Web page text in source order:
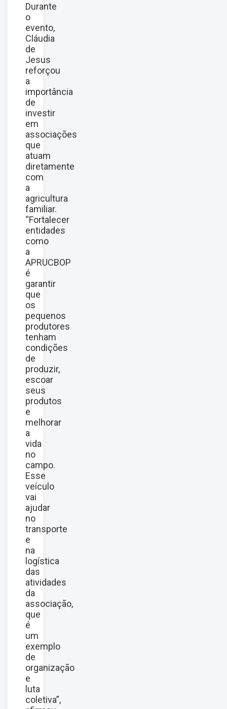
Durante
o
evento,
Cláudia
de
Jesus
reforçou
a
importância
de
investir
em
associações
que
atuam
diretamente
com
a
agricultura
familiar.
“Fortalecer
entidades
como
a
APRUCBOP
é
garantir
que
os
pequenos
produtores
tenham
condições
de
produzir,
escoar
seus
produtos
e
melhorar
a
vida
no
campo.
Esse
veículo
vai
ajudar
no
transporte
e
na
logística
das
atividades
da
associação,
que
é
um
exemplo
de
organização
e
luta
coletiva”,